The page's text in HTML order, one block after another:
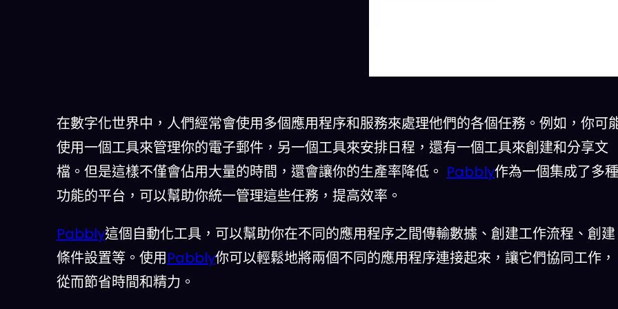
在數字化世界中，人們經常會使用多個應用程序和服務來處理他們的各個任務。例如，你可
使用一個工具來管理你的電子郵件，另一個工具來安排日程，還有一個工具來創建和分享文
檔。但是這樣不僅會佔用大量的時間，還會讓你的生產率降低。 Pabbly作為一個集成了多種
功能的平台，可以幫助你統一管理這些任務，提高效率。
Pabbly這個自動化工具，可以幫助你在不同的應用程序之間傳輸數據、創建工作流程、創建
條件設置等。使用Pabbly你可以輕鬆地將兩個不同的應用程序連接起來，讓它們協同工作，
從而節省時間和精力。